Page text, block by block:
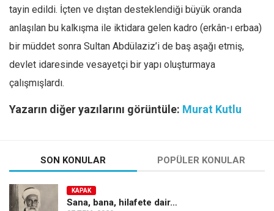
tayin edildi. İçten ve dıştan desteklendiği büyük oranda
anlaşılan bu kalkışma ile iktidara gelen kadro (erkân-ı erbaa)
bir müddet sonra Sultan Abdülaziz’i de baş aşağı etmiş,
devlet idaresinde vesayetçi bir yapı oluşturmaya
çalışmışlardı.
Yazarın diğer yazılarını görüntüle: Murat Kutlu
SON KONULAR POPÜLER KONULAR
KAPAK
Sana, bana, hilafete dair…